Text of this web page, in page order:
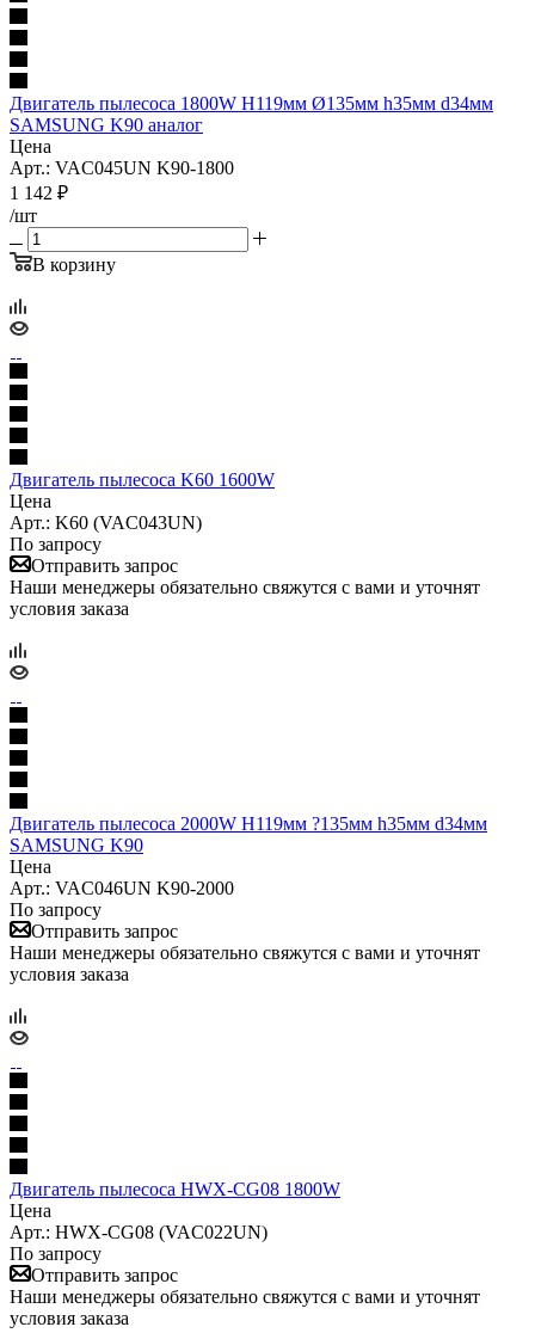
Двигатель пылесоса 1800W H119мм Ø135мм h35мм d34мм
SAMSUNG K90 аналог
Цена
Арт.: VAC045UN K90-1800
1 142 ₽
/шт
В корзину
Двигатель пылесоса K60 1600W
Цена
Арт.: K60 (VAC043UN)
По запросу
Отправить запрос
Наши менеджеры обязательно свяжутся с вами и уточнят
условия заказа
Двигатель пылесоса 2000W H119мм ?135мм h35мм d34мм
SAMSUNG K90
Цена
Арт.: VAC046UN K90-2000
По запросу
Отправить запрос
Наши менеджеры обязательно свяжутся с вами и уточнят
условия заказа
Двигатель пылесоса HWX-CG08 1800W
Цена
Арт.: HWX-CG08 (VAC022UN)
По запросу
Отправить запрос
Наши менеджеры обязательно свяжутся с вами и уточнят
условия заказа